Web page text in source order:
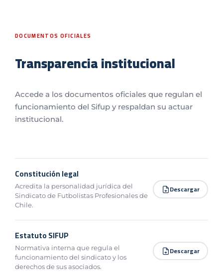
DOCUMENTOS OFICIALES
Transparencia institucional
Accede a los documentos oficiales que regulan el
funcionamiento del Sifup y respaldan su actuar
institucional.
Constitución legal
Acredita la personalidad jurídica del
Sindicato de Futbolistas Profesionales de
Chile.
Descargar
Estatuto SIFUP
Normativa interna que regula el
funcionamiento del sindicato y los
derechos de sus asociados.
Descargar